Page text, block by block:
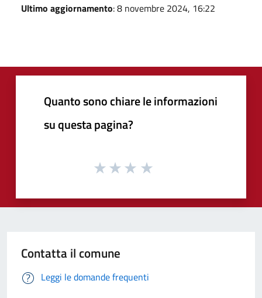
Ultimo aggiornamento: 8 novembre 2024, 16:22
Quanto sono chiare le informazioni
su questa pagina?
Contatta il comune
Leggi le domande frequenti